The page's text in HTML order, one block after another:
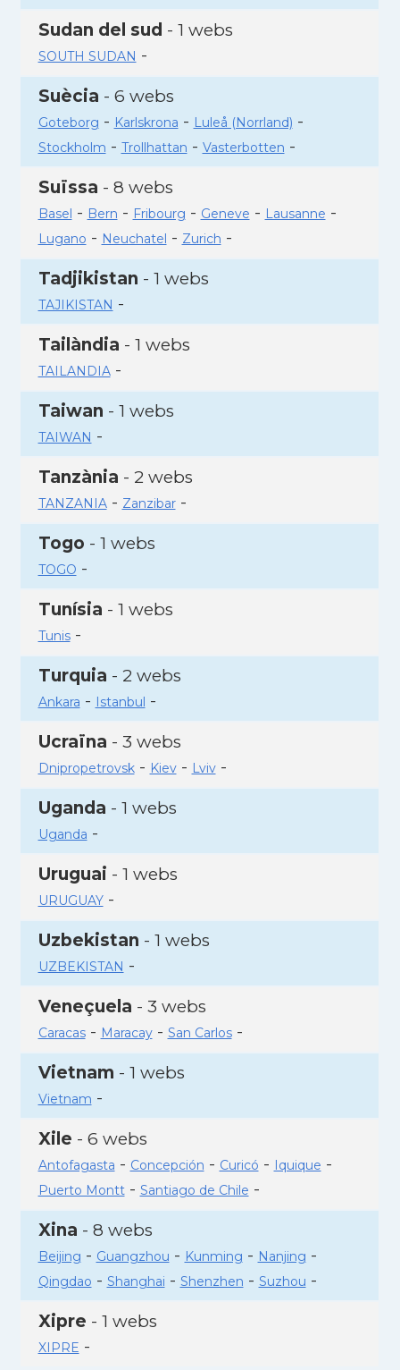
Sudan del sud - 1 webs
SOUTH SUDAN -
Suècia - 6 webs
Goteborg - Karlskrona - Luleå (Norrland) -
Stockholm - Trollhattan - Vasterbotten -
Suïssa - 8 webs
Basel - Bern - Fribourg - Geneve - Lausanne -
Lugano - Neuchatel - Zurich -
Tadjikistan - 1 webs
TAJIKISTAN -
Tailàndia - 1 webs
TAILANDIA-
Taiwan - 1 webs
TAIWAN -
Tanzània - 2 webs
TANZANIA- Zanzibar-
Togo - 1 webs
TOGO -
Tunísia - 1 webs
Tunis-
Turquia - 2 webs
Ankara - Istanbul -
Ucraïna - 3 webs
Dnipropetrovsk- Kiev- Lviv-
Uganda - 1 webs
Uganda -
Uruguai - 1 webs
URUGUAY-
Uzbekistan - 1 webs
UZBEKISTAN -
Veneçuela - 3 webs
Caracas- Maracay- San Carlos-
Vietnam - 1 webs
Vietnam -
Xile - 6 webs
Antofagasta - Concepción - Curicó - Iquique -
Puerto Montt- Santiago de Chile -
Xina - 8 webs
Beijing - Guangzhou - Kunming - Nanjing -
Qingdao - Shanghai - Shenzhen - Suzhou -
Xipre - 1 webs
XIPRE -